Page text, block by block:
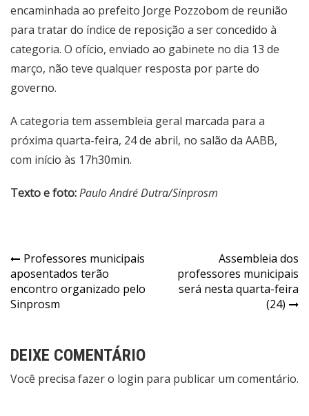
encaminhada ao prefeito Jorge Pozzobom de reunião
para tratar do índice de reposição a ser concedido à
categoria. O ofício, enviado ao gabinete no dia 13 de
março, não teve qualquer resposta por parte do
governo.
A categoria tem assembleia geral marcada para a
próxima quarta-feira, 24 de abril, no salão da AABB,
com início às 17h30min.
Texto e foto:Paulo André Dutra/Sinprosm
Navegação
de
Post
Professores municipais
aposentados terão
encontro organizado pelo
Sinprosm
Assembleia dos
professores municipais
será nesta quarta-feira
(24)
DEIXE COMENTÁRIO
Você precisa fazer o login para publicar um comentário.